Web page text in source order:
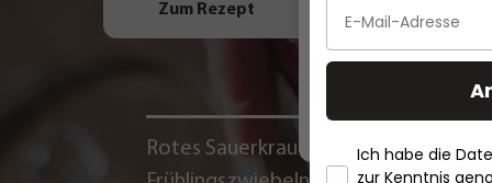
Zum Rezept
Rotes Sauerkraut mit Möhren,
Ich habe die
zur Kenntnis